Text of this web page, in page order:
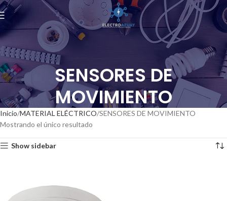
SENSORES DE
MOVIMIENTO
Inicio MATERIAL ELÉCTRICO SENSORES DE MOVIMIENTO
Mostrando el único resultado
Show sidebar